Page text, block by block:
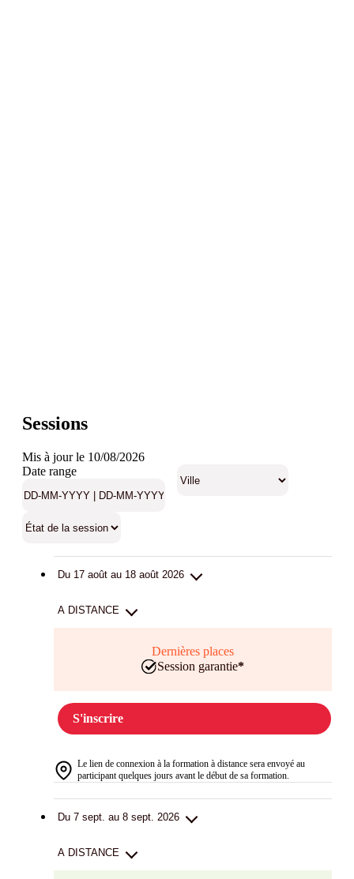
Sessions
Mis à jour le 10/08/2026
Date range
Du 17 août au 18 août 2026
A DISTANCE
Dernières places
Session garantie*
S'inscrire
Le lien de connexion à la formation à distance sera envoyé au
participant quelques jours avant le début de sa formation.
Du 7 sept. au 8 sept. 2026
A DISTANCE